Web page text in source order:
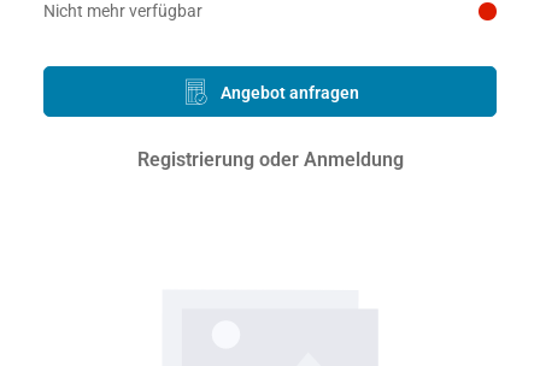
Preis auf Anfrage
Nicht mehr verfügbar
Angebot anfragen
Registrierung oder Anmeldung